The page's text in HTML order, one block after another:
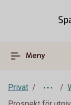
Meny
Privat